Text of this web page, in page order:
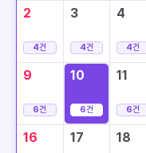
2
4건
3
4건
4
4건
9
6건
10
6건
11
6건
16 17 18